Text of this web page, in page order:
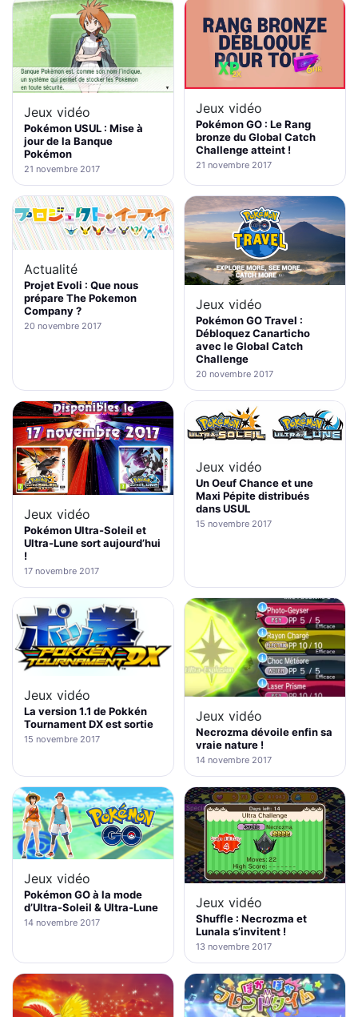
Jeux vidéo
Pokémon USUL : Mise à
jour de la Banque
Pokémon
21 novembre 2017
Jeux vidéo
Pokémon GO : Le Rang
bronze du Global Catch
Challenge atteint !
21 novembre 2017
Actualité
Projet Evoli : Que nous
prépare The Pokemon
Company ?
20 novembre 2017
Jeux vidéo
Pokémon GO Travel :
Débloquez Canarticho
avec le Global Catch
Challenge
20 novembre 2017
Jeux vidéo
Pokémon Ultra-Soleil et
Ultra-Lune sort aujourd’hui
!
17 novembre 2017
Jeux vidéo
Un Oeuf Chance et une
Maxi Pépite distribués
dans USUL
15 novembre 2017
Jeux vidéo
La version 1.1 de Pokkén
Tournament DX est sortie
15 novembre 2017
Jeux vidéo
Necrozma dévoile enfin sa
vraie nature !
14 novembre 2017
Jeux vidéo
Pokémon GO à la mode
d’Ultra-Soleil & Ultra-Lune
14 novembre 2017
Jeux vidéo
Shuffle : Necrozma et
Lunala s’invitent !
13 novembre 2017